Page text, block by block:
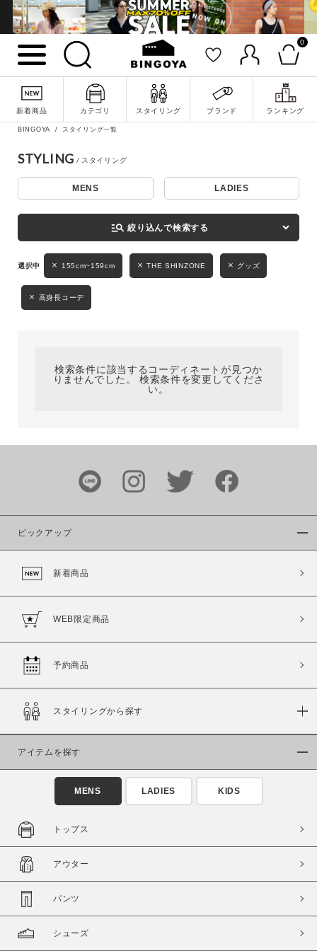
0
新着商品 カテゴリ スタイリング ブランド ランキング
詳細検索
キーワード
性別
MENS LADIES KIDS
ブランド
カラー
商品タイプ
通常商品
セール価格 WEB限定
在庫
在庫あり
BINGOYA スタイリング一覧
STYLING
MENS LADIES
manage_search 絞り込んで検索する
155cm~159cm THE SHINZONE グッズ
高身長コーデ
検索条件に該当するコーディネートが見つか
りませんでした。 検索条件を変更してくださ
い。
ピックアップ
新着商品
WEB限定商品
予約商品
スタイリングから探す
アイテムを探す
MENS LADIES KIDS
トップス
アウター
パンツ
シューズ